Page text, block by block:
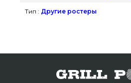
Наберите прямо сейчас
Тип : Другие ростеры